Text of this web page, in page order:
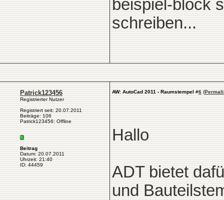
beispiel-block
schreiben...
Patrick123456
Registrierter Nutzer
Registriert seit: 20.07.2011
Beiträge: 106
Patrick123456: Offline
Beitrag
Datum: 20.07.2011
Uhrzeit: 21:40
ID: 44459
AW: AutoCad 2011 - Raumstempel #6 (
Hallo
ADT bietet
und